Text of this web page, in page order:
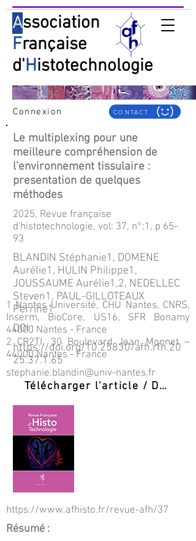
Association
Française
d'Histotechnologie
Connexion CONTACT
1 Nantes Université, CHU Nantes, CNRS,
Inserm, BioCore, US16, SFR Bonamy
44000 Nantes - France
2 CR2TI, 30 Boulevard Jean Monnet –
44000 Nantes - France
stephanie.blandin@univ-nantes.fr
Le multiplexing pour une
meilleure compréhension de
l’environnement tissulaire :
presentation de quelques
méthodes
2025, Revue française
d'histotechnologie, vol: 37, n°:1, p 65-
93
BLANDIN Stéphanie1, DOMENE
Aurélie1, HULIN Philippe1,
JOUSSAUME Aurélie1,2, NEDELLEC
Steven1, PAUL-GILLOTEAUX
Perrine1
DOI :
https://doi.org/10.25830/afh.rfh.20
25.37.1.65
Télécharger l'article / Download PDF
https://www.afhisto.fr/revue-afh/37
Résumé :